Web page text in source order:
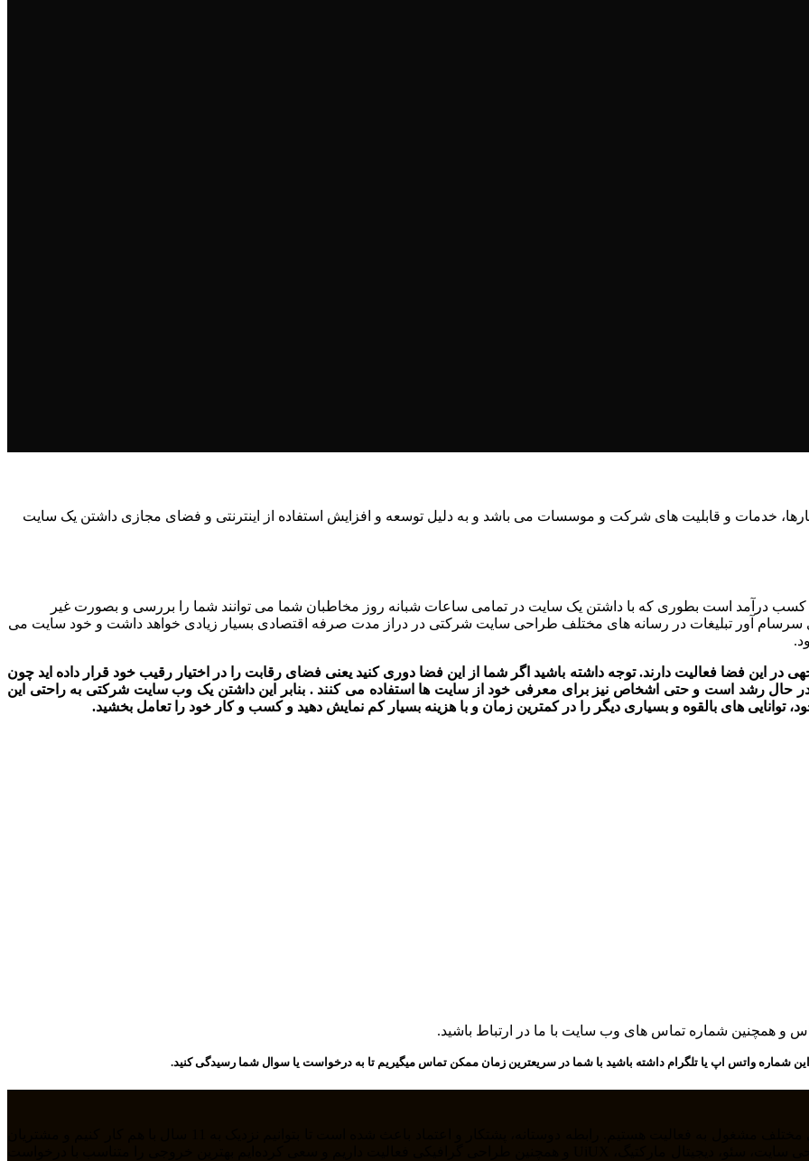
خدمات و قابلیت های شرکت و موسسات می باشد و به دلیل توسعه و افزایش استفاده از اینترنتی و فضای مجازی داشتن یک سایت
و کسب درآمد است بطوری که با داشتن یک سایت در تمامی ساعات شبانه روز مخاطبان شما می توانند شما را بررسی و بصورت غیر
سرسام آور تبلیغات در رسانه های مختلف طراحی سایت شرکتی در دراز مدت صرفه اقتصادی بسیار زیادی خواهد داشت و خود سایت می
این فضا فعالیت دارند. توجه داشته باشید اگر شما از این فضا دوری کنید یعنی فضای رقابت را در اختیار رقیب خود قرار داده اید چون
حال رشد است و حتی اشخاص نیز برای معرفی خود از سایت ها استفاده می کنند . بنابر این داشتن یک وب سایت شرکتی به راحتی این
توانایی های بالقوه و بسیاری دیگر را در کمترین زمان و با هزینه بسیار کم نمایش دهید و کسب و کار خود را تعامل بخشید.
و همچنین شماره تماس های وب سایت با ما در ارتباط باشید.
شماره واتس اپ یا تلگرام داشته باشید با شما در سریعترین زمان ممکن تماس میگیریم تا به درخواست یا سوال شما رسیدگی کنید.